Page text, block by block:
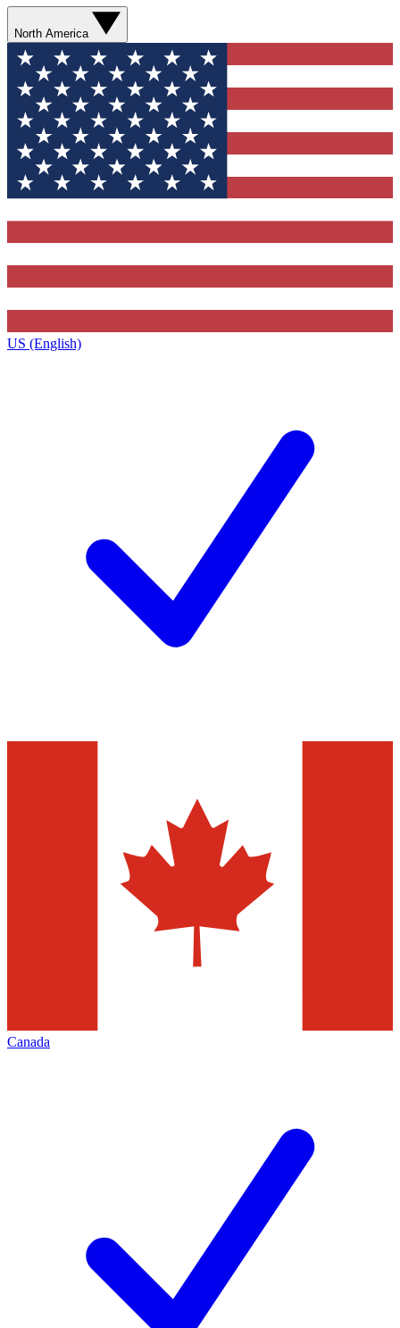
North America
US (English)
Canada